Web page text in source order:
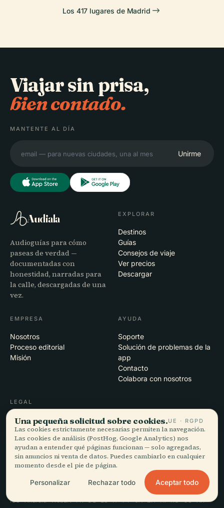
Los 417 lugares de Madrid
Viajar sin prisa,
bien contado.
MANTENTE AL DÍA
Unirme
Audiala
Audioguías para cómo
paseas de verdad —
documentadas con
honestidad, narradas para
la calle, descargadas de una
vez.
EXPLORAR
Destinos
Guías
Consejos de viaje
Ver precios
Descargar
EMPRESA
Nosotros
Proceso editorial
Misión
AYUDA
Soporte
Solución de problemas de la
app
Contacto
Colabora con nosotros
LEGAL
Privacidad
Términos
Configuración de cookies
Eliminar cuenta
© 2026 Audiala · Hecho en Morges, Suiza, en la carretera y en la nube
iOS · Android · WebEN · FR · DE · ES · IT · PT · JA · ZH · HI · RU · CS · AR
Una pequeña solicitud sobre cookies.UE · RGPD
Las cookies estrictamente necesarias permiten la navegación.
Las cookies de análisis (PostHog, Google Analytics) nos
ayudan a entender qué páginas funcionan — solo agregadas,
sin anuncios ni venta de datos. Puedes cambiarlo en cualquier
momento desde el pie de página.
Personalizar Rechazar todo Aceptar todo